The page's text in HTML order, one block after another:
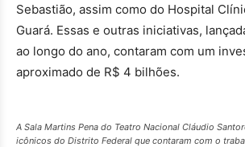
Sebastião, assim como do Hospital
Guará. Essas e outras iniciativas,
ao longo do ano, contaram com um
aproximado de R$ 4 bilhões.
A Sala Martins Pena do Teatro Nacional Cláudio
icônicos do Distrito Federal que contaram com o